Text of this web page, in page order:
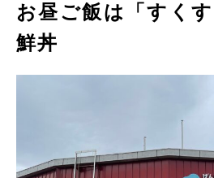
お昼ご飯は「すく
鮮丼